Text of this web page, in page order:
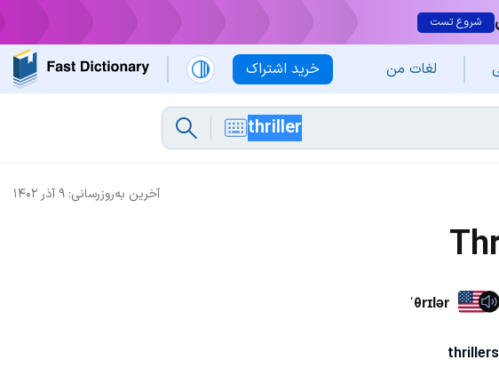
شروع تست
خرید اشتراک لغات من
آخرین به‌روزرسانی: ۹ آذر ۱۴۰۲
ˈθrɪlər
thrillers